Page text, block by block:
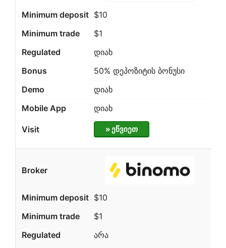
$10
$1
დიახ
50% დეპოზიტის ბონუსი
დიახ
დიახ
» ეწვიეთ
$10
$1
არა